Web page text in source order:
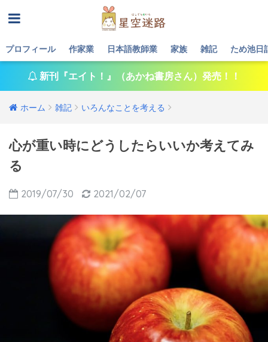
プロフィール 作家業 日本語教師業 家族 雑記 ため池日
新刊『エイト！』（あかね書房さん）発売！！
ホーム 雑記 いろんなことを考える
心が重い時にどうしたらいいか考えてみ
る
2019/07/30 2021/02/07